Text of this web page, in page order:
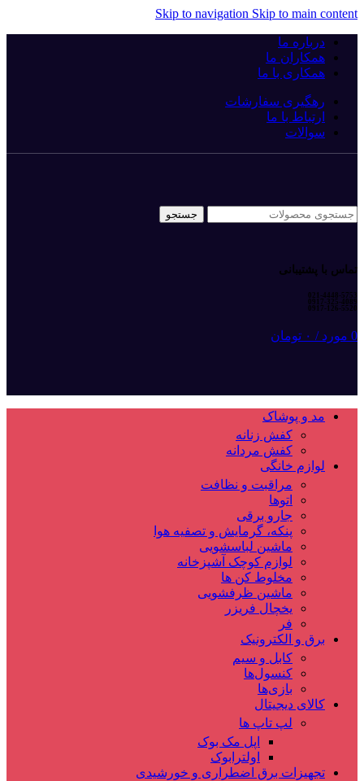
Skip to navigation Skip to main content
درباره ما
همکاران ما
همکاری با ما
رهگیری سفارشات
ارتباط با ما
سوالات
جستجو
تماس با پشتیبانی
021-4448-5753
0917-325-4089
0917-126-5520
0 مورد / ۰ تومان
مد و پوشاک
کفش زنانه
کفش مردانه
لوازم خانگی
مراقبت و نظافت
اتوها
جارو برقی
پنکه، گرمایش و تصفیه هوا
ماشین لباسشویی
لوازم کوچک آشپزخانه
مخلوط کن ها
ماشین ظرفشویی
یخچال فریزر
فر
برق و الکترونیک
کابل و سیم
کنسول‌ها
بازی‌ها
کالای دیجیتال
لپ تاپ ها
اپل مک بوک
اولترابوک
تجهیزات برق اضطراری و خورشیدی